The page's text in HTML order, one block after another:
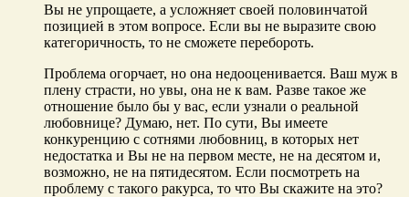
Вы не упрощаете, а усложняет своей половинчатой
позицией в этом вопросе. Если вы не выразите свою
категоричность, то не сможете перебороть.
Проблема огорчает, но она недооценивается. Ваш муж в
плену страсти, но увы, она не к вам. Разве такое же
отношение было бы у вас, если узнали о реальной
любовнице? Думаю, нет. По сути, Вы имеете
конкуренцию с сотнями любовниц, в которых нет
недостатка и Вы не на первом месте, не на десятом и,
возможно, не на пятидесятом. Если посмотреть на
проблему с такого ракурса, то что Вы скажите на это?